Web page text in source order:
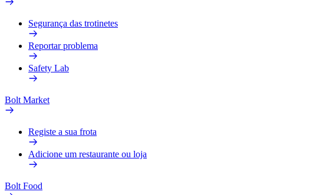
Segurança das trotinetes
Reportar problema
Safety Lab
Bolt Market
Registe a sua frota
Adicione um restaurante ou loja
Bolt Food